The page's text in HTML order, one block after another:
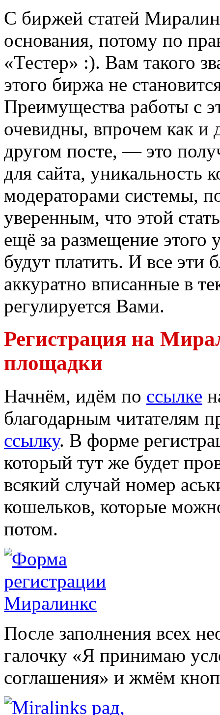
С биржей статей
основания, потому по
«Тестер» :). Вам такого
этого биржа не
Преимущества работы с
очевидны, впрочем как и
другом посте, — это
для сайта, уникальность
модераторами системы,
уверенным, что этой
ещё за размещение этого
будут платить. И все эти
аккуратно вписанные в
регулируется Вами.
Регистрация на
площадки
Начнём, идём по ссылке
благодарным читателям
ссылку. В форме
который тут же будет
всякий случай номер
кошельков, которые
потом.
После заполнения всех
галочку «Я принимаю
соглашения» и жмём